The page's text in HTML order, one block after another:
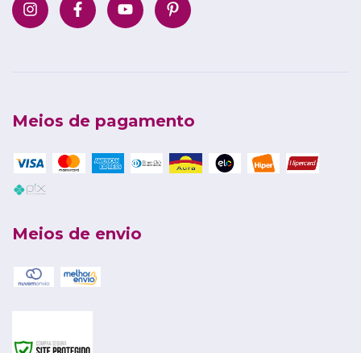
Meios de pagamento
Meios de envio